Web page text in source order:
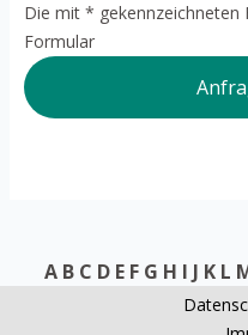
Die mit * gekennzeichneten
Formular
A B C D E F G H I J K L